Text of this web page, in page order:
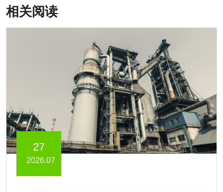
相关阅读
27
2026.07